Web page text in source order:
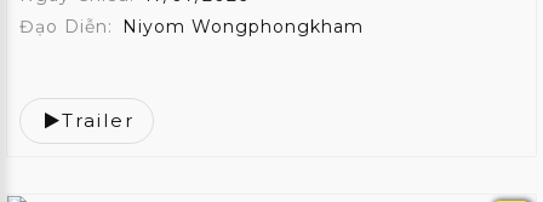
Đạo Diễn:
Niyom Wongphongkham
Trailer